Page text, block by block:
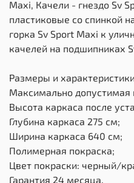
Maхi, Качели - гнездо Sv
пластиковые со спинкой
горка Sv Sport Махi к
качелей на подшипниках
Размеры и
Максимально допустимая
Высота каркаса после
Глубина каркаса 275 см;
Ширина каркаса 640 см;
Полимерная покраска;
Цвет покраски: черный/
Гарантия 24 месяца.